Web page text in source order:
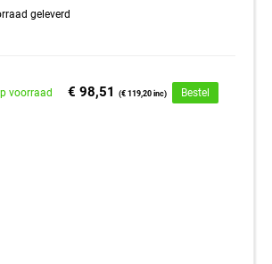
geleverd
voorraad € 98,51(€ 119,20 inc) Bestel